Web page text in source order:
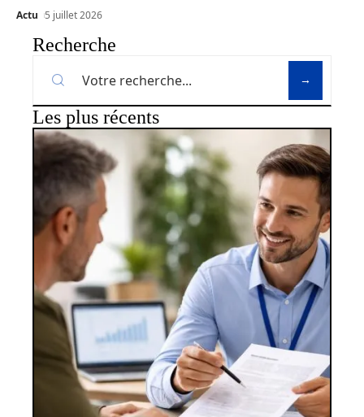
Actu 5 juillet 2026
Recherche
Les plus récents